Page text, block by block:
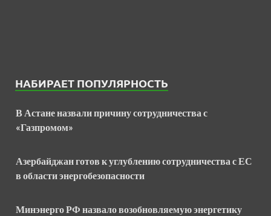
НАБИРАЕТ ПОПУЛЯРНОСТЬ
В Астане назвали причину сотрудничества с
«Газпромом»
Азербайджан готов к углублению сотрудничества с ЕС
в области энергобезопасности
Минэнерго РФ назвало возобновляемую энергетику